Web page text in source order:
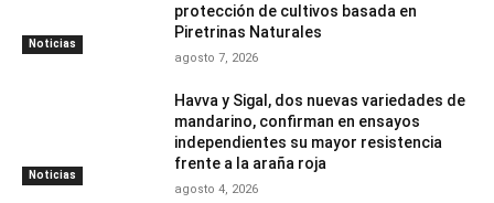
Noticias
protección de cultivos basada en
Piretrinas Naturales
agosto 7, 2026
Noticias
Havva y Sigal, dos nuevas variedades de
mandarino, confirman en ensayos
independientes su mayor resistencia
frente a la araña roja
agosto 4, 2026